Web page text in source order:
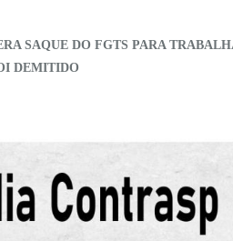
SAQUE DO FGTS PARA
DEMITIDO